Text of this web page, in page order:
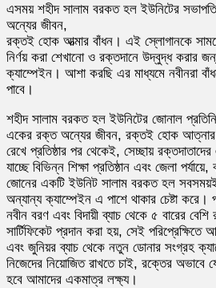
এসময় শহীদ সালাম বরকত হল ইউনিটের
অন্যের জীবন,
রক্তই হোক আত্মার বাঁধন। এই স্লোগানকে
নির্ণয় করা শেখানো ও রক্তদানে উদ্বুদ্ধ
ক্যাম্পেইন। আশা করছি এর মাধ্যমে নবীনরা
পাবে।
শহীদ সালাম বরকত হল ইউনিটের জোনাল
একের রক্ত অন্যের জীবন, রক্তই হোক আত্নার
রেখে প্রতিষ্ঠার পর থেকেই, সেচ্ছায়
যাচ্ছে বিভিন্ন শিক্ষা প্রতিষ্ঠান এবং জেলা পর্যায়ে,
জোনের একটি ইউনিট সালাম বরকত হল
অন্যান্য ক্যাম্পেইন এ পাশে থাকার চেষ্টা করে।
নবীন বরণ এবং বিদায়ী ব্যাচ থেকে ৫ বারের
সার্টিফিকেট প্রদান করা হয়, সেই
এবং জুনিয়র ব্যাচ থেকে নতুন ডোনার সংগ্রহ
নিজেদের নিয়োজিত রাখতে চাই, রক্তের অভাবে
হবে আমাদের একমাত্র লক্ষ্য।